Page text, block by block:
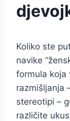
Koliko ste
navike
formula koja
razmišljanja
stereotipi –
različite